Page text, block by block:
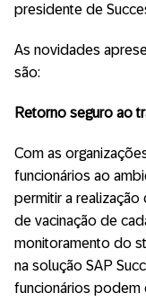
presidente de
As novidades
são:
Retorno seguro ao
Com as
funcionários ao
permitir a realização
de vacinação de
monitoramento do
na solução SAP
funcionários podem